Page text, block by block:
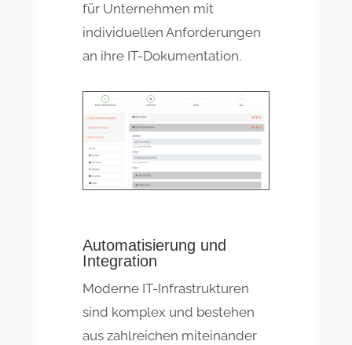
für Unternehmen mit
individuellen Anforderungen
an ihre IT-Dokumentation.
Automatisierung und
Integration
Moderne IT-Infrastrukturen
sind komplex und bestehen
aus zahlreichen miteinander